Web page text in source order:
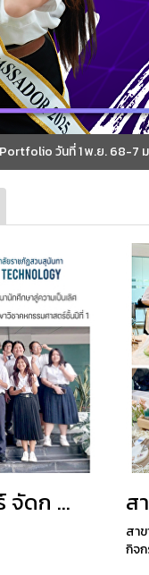
ที่ 1 พ.ย. 68-7 ม.ค. 69
จัดก ... ส
สา
กิจ